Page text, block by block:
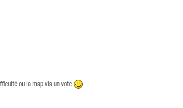
ou la map via un vote